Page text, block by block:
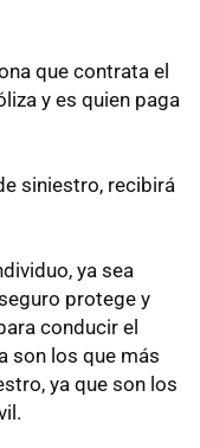
que contrata el
y es quien paga
siniestro, recibirá
ya sea
protege y
conducir el
son los que más
ya que son los